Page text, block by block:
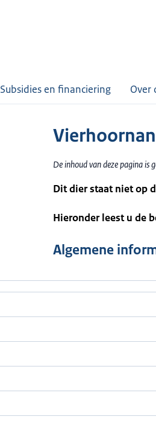
Subsidies en financiering Over
De inhoud van deze pagina
Dit dier staat niet op
Hieronder leest u de
Algemene